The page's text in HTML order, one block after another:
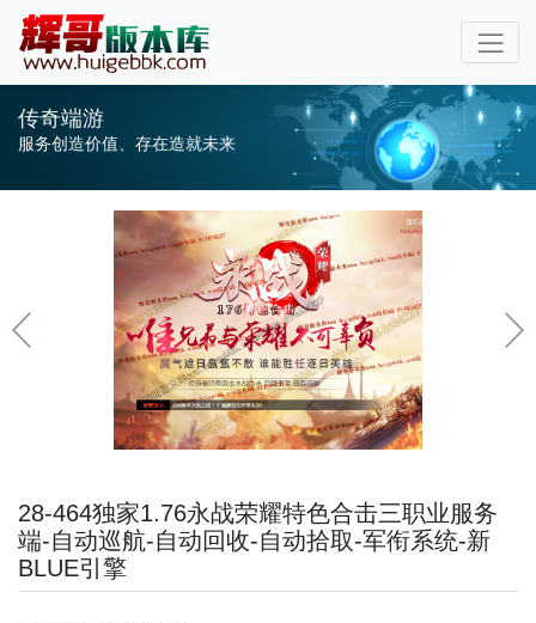
传奇端游
服务创造价值、存在造就未来
28-464独家1.76永战荣耀特色合击三职业服务
端-自动巡航-自动回收-自动拾取-军衔系统-新
BLUE引擎